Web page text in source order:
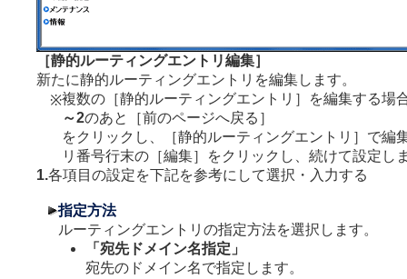
［静的ルーティングエントリ編集］
新たに静的ルーティングエントリを編集します。
※複数の［静的ルーティングエントリ］を編集する場
～2のあと［前のページへ戻る］
をクリックし、［静的ルーティングエントリ］で編
リ番号行末の［編集］をクリックし、続けて設定し
1.各項目の設定を下記を参考にして選択・入力する
指定方法
ルーティングエントリの指定方法を選択します。
「宛先ドメイン名指定」
宛先のドメイン名で指定します。